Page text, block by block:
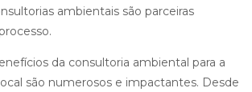
ambientais são parceiras
da consultoria ambiental para a
são numerosos e impactantes. Desde